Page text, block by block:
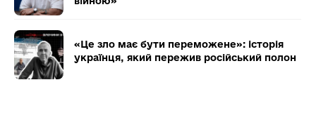
«Це зло має бути переможене»: історія
українця, який пережив російський полон